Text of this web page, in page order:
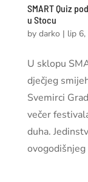
SMART Quiz
u Stocu
by darko | lip
U sklopu
dječjeg
Svemirci
večer
duha.
ovogodišnjeg